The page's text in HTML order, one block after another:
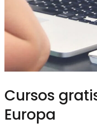
Cursos
Europa